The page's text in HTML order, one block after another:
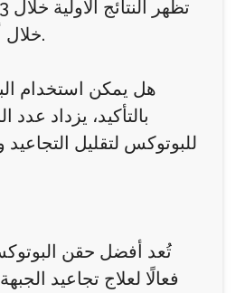
خلال أسبوعين بعد الحقن.
6. هل يمكن استخدام
بالتأكيد، يزداد
للبوتوكس لتقليل
تُعد أفضل حقن
فعالًا لعلاج تجاعيد